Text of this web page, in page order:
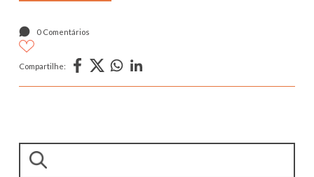
0 Comentários
Compartilhe:
Pesquisar